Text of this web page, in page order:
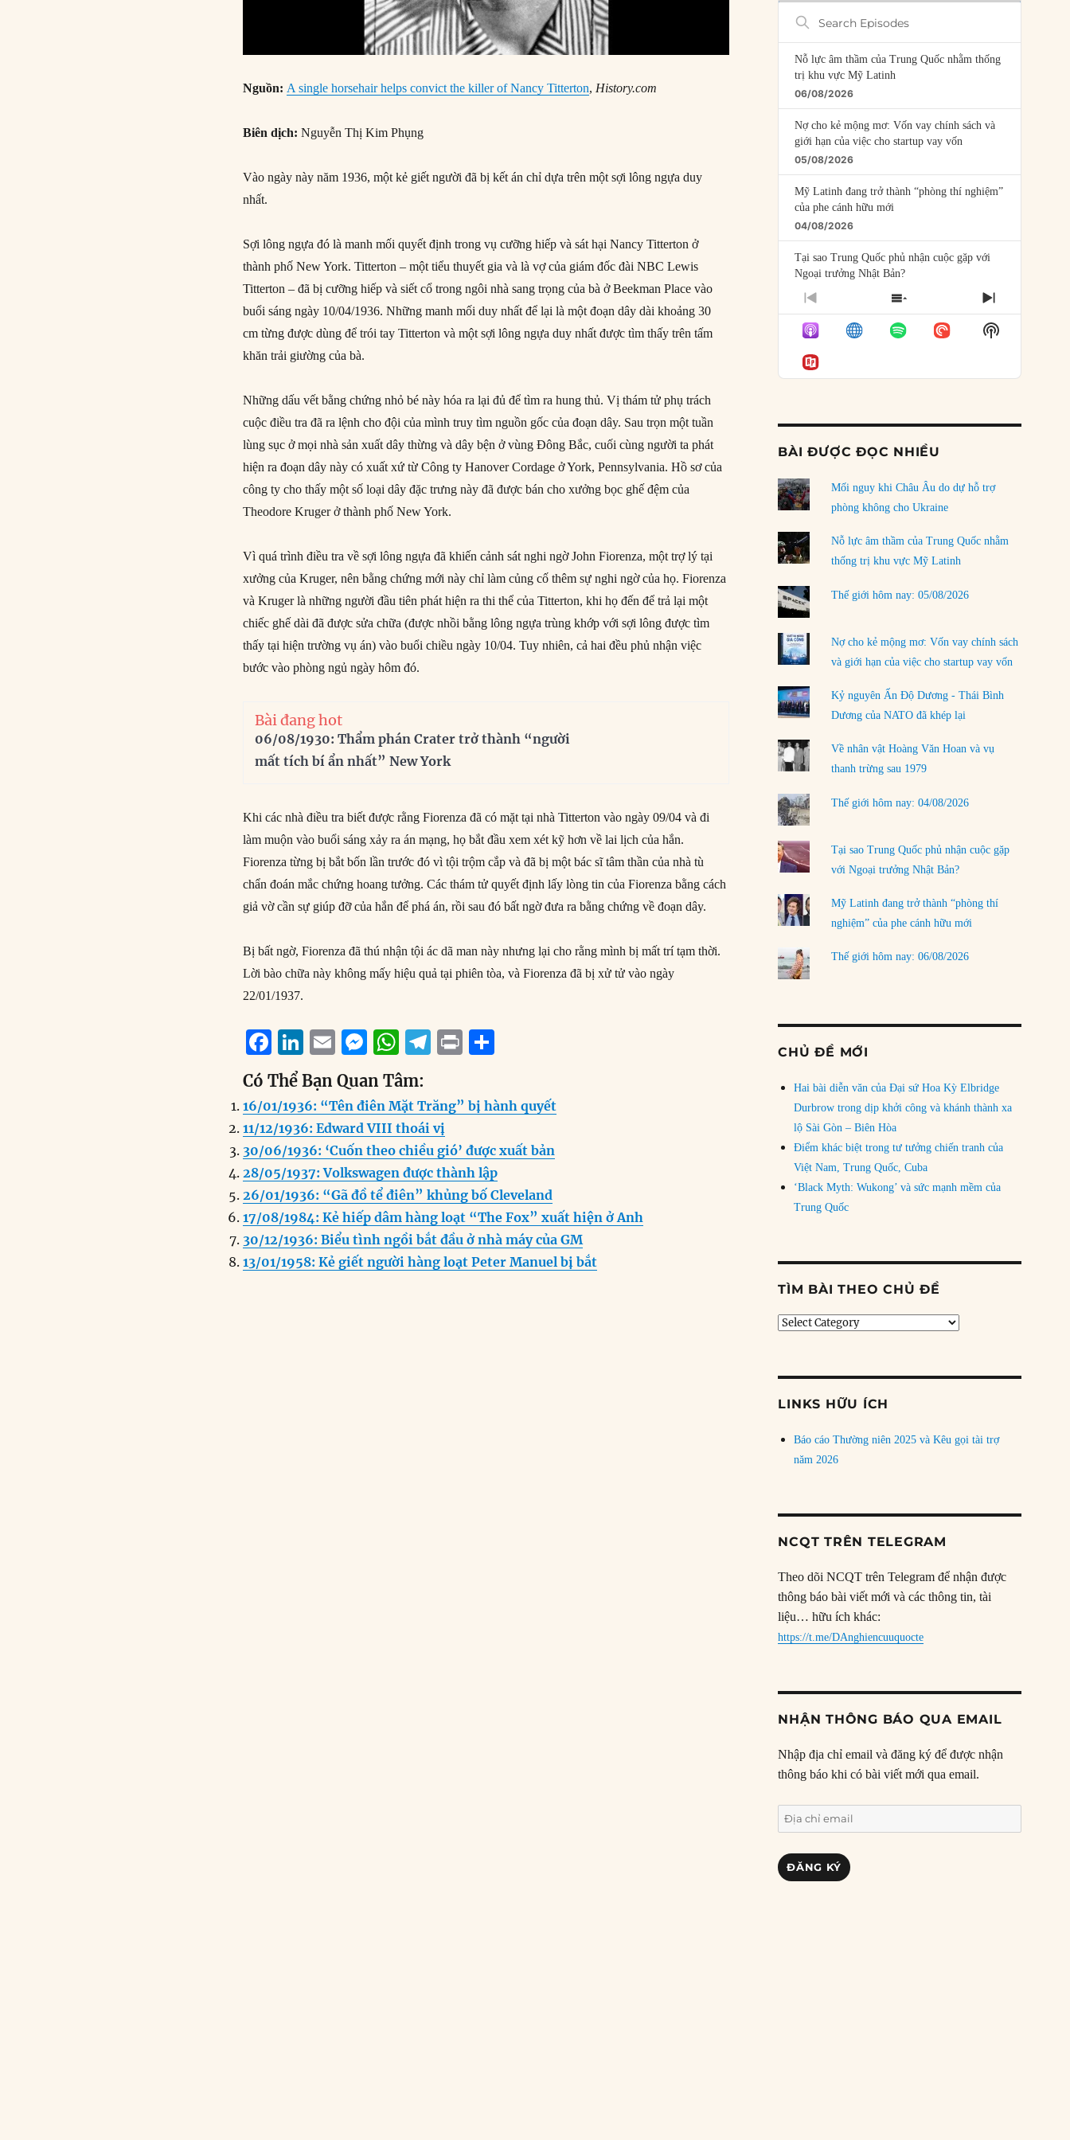
Nguồn: A single horsehair helps convict the killer of Nancy Titterton, History.com
Biên dịch: Nguyễn Thị Kim Phụng
Vào ngày này năm 1936, một kẻ giết người đã bị kết án chỉ dựa trên một sợi lông ngựa duy
nhất.
Sợi lông ngựa đó là manh mối quyết định trong vụ cưỡng hiếp và sát hại Nancy Titterton ở
thành phố New York. Titterton – một tiểu thuyết gia và là vợ của giám đốc đài NBC Lewis
Titterton – đã bị cưỡng hiếp và siết cổ trong ngôi nhà sang trọng của bà ở Beekman Place vào
buổi sáng ngày 10/04/1936. Những manh mối duy nhất để lại là một đoạn dây dài khoảng 30
cm từng được dùng để trói tay Titterton và một sợi lông ngựa duy nhất được tìm thấy trên tấm
khăn trải giường của bà.
Những dấu vết bằng chứng nhỏ bé này hóa ra lại đủ để tìm ra hung thủ. Vị thám tử phụ trách
cuộc điều tra đã ra lệnh cho đội của mình truy tìm nguồn gốc của đoạn dây. Sau trọn một tuần
lùng sục ở mọi nhà sản xuất dây thừng và dây bện ở vùng Đông Bắc, cuối cùng người ta phát
hiện ra đoạn dây này có xuất xứ từ Công ty Hanover Cordage ở York, Pennsylvania. Hồ sơ của
công ty cho thấy một số loại dây đặc trưng này đã được bán cho xưởng bọc ghế đệm của
Theodore Kruger ở thành phố New York.
Vì quá trình điều tra về sợi lông ngựa đã khiến cảnh sát nghi ngờ John Fiorenza, một trợ lý tại
xưởng của Kruger, nên bằng chứng mới này chỉ làm củng cố thêm sự nghi ngờ của họ. Fiorenza
và Kruger là những người đầu tiên phát hiện ra thi thể của Titterton, khi họ đến để trả lại một
chiếc ghế dài đã được sửa chữa (được nhồi bằng lông ngựa trùng khớp với sợi lông được tìm
thấy tại hiện trường vụ án) vào buổi chiều ngày 10/04. Tuy nhiên, cả hai đều phủ nhận việc
bước vào phòng ngủ ngày hôm đó.
Bài đang hot
06/08/1930: Thẩm phán Crater trở thành “người
mất tích bí ẩn nhất” New York
Khi các nhà điều tra biết được rằng Fiorenza đã có mặt tại nhà Titterton vào ngày 09/04 và đi
làm muộn vào buổi sáng xảy ra án mạng, họ bắt đầu xem xét kỹ hơn về lai lịch của hắn.
Fiorenza từng bị bắt bốn lần trước đó vì tội trộm cắp và đã bị một bác sĩ tâm thần của nhà tù
chẩn đoán mắc chứng hoang tưởng. Các thám tử quyết định lấy lòng tin của Fiorenza bằng cách
giả vờ cần sự giúp đỡ của hắn để phá án, rồi sau đó bất ngờ đưa ra bằng chứng về đoạn dây.
Bị bất ngờ, Fiorenza đã thú nhận tội ác dã man này nhưng lại cho rằng mình bị mất trí tạm thời.
Lời bào chữa này không mấy hiệu quả tại phiên tòa, và Fiorenza đã bị xử tử vào ngày
22/01/1937.
F
a
c
e
b
o
o
k
Li
n
k
e
d
I
n
E
m
ai
l
M
ss
e
n
g
er
W
h
at
s
A
p
p
T
e
g
r
a
m
P
n
t
a
re
Có Thể Bạn Quan Tâm:
16/01/1936: “Tên điên Mặt Trăng” bị hành quyết
11/12/1936: Edward VIII thoái vị
30/06/1936: ‘Cuốn theo chiều gió’ được xuất bản
28/05/1937: Volkswagen được thành lập
26/01/1936: “Gã đồ tể điên” khủng bố Cleveland
17/08/1984: Kẻ hiếp dâm hàng loạt “The Fox” xuất hiện ở Anh
30/12/1936: Biểu tình ngồi bắt đầu ở nhà máy của GM
13/01/1958: Kẻ giết người hàng loạt Peter Manuel bị bắt
Search
Episodes
Nỗ lực âm thầm của Trung Quốc nhằm thống
trị khu vực Mỹ Latinh
06/08/2026
Nợ cho kẻ mộng mơ: Vốn vay chính sách và
giới hạn của việc cho startup vay vốn
05/08/2026
Mỹ Latinh đang trở thành “phòng thí nghiệm”
của phe cánh hữu mới
04/08/2026
Tại sao Trung Quốc phủ nhận cuộc gặp với
Ngoại trưởng Nhật Bản?
04/08/2026
Điểm mù chiến lược của Trump tại Thái Bình
Dương
03/08/2026
rủi ro
01/08/2026
31/07/2026
phải chịu đựng?
30/07/2026
Tập tìm cách chôn vùi bê bối chấn động vòng
tròn thân cận của mình
LOAD MORE
PREVIOUS
EPISODE
SHOW
EPISODES
LIST
NEXT
EPISODE
Show
Podcast
BÀI ĐƯỢC ĐỌC NHIỀU
Mối nguy khi Châu Âu do dự hỗ trợ
phòng không cho Ukraine
Nỗ lực âm thầm của Trung Quốc nhằm
thống trị khu vực Mỹ Latinh
Thế giới hôm nay: 05/08/2026
Nợ cho kẻ mộng mơ: Vốn vay chính sách
và giới hạn của việc cho startup vay vốn
Kỷ nguyên Ấn Độ Dương - Thái Bình
Dương của NATO đã khép lại
Về nhân vật Hoàng Văn Hoan và vụ
thanh trừng sau 1979
Thế giới hôm nay: 04/08/2026
Tại sao Trung Quốc phủ nhận cuộc gặp
với Ngoại trưởng Nhật Bản?
Mỹ Latinh đang trở thành “phòng thí
nghiệm” của phe cánh hữu mới
Thế giới hôm nay: 06/08/2026
CHỦ ĐỀ MỚI
Hai bài diễn văn của Đại sứ Hoa Kỳ Elbridge
Durbrow trong dịp khởi công và khánh thành xa
lộ Sài Gòn – Biên Hòa
Điểm khác biệt trong tư tưởng chiến tranh của
Việt Nam, Trung Quốc, Cuba
‘Black Myth: Wukong’ và sức mạnh mềm của
Trung Quốc
TÌM BÀI THEO CHỦ ĐỀ
Tìm
chủ
LINKS HỮU ÍCH
Báo cáo Thường niên 2025 và Kêu gọi tài trợ
năm 2026
NCQT TRÊN TELEGRAM
Theo dõi NCQT trên Telegram để nhận được
thông báo bài viết mới và các thông tin, tài
liệu… hữu ích khác:
https://t.me/DAnghiencuuquocte
NHẬN THÔNG BÁO QUA EMAIL
Nhập địa chỉ email và đăng ký để được nhận
thông báo khi có bài viết mới qua email.
Địa
chỉ
email
ĐĂNG KÝ